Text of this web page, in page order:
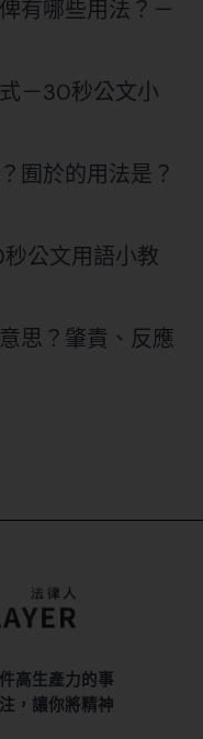
有哪些用法？－
－30秒公文小
囿於的用法是？
秒公文用語小教
思？肇責、反應
高生產力的事
，讓你將精神